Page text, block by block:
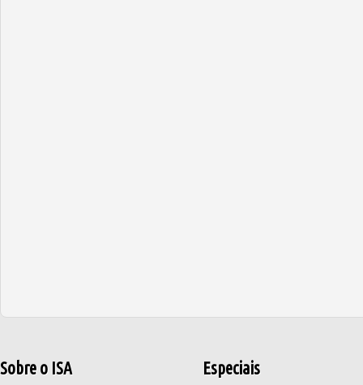
Sobre o ISA Especiais